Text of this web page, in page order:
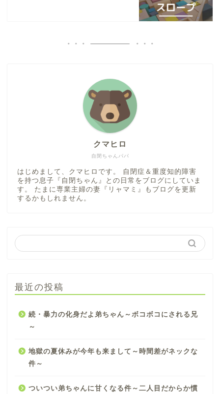
自閉ちゃんパパ
クマヒロ
はじめまして、クマヒロです。 自閉症＆重度知的障害
を持つ息子『自閉ちゃん』との日常をブログにしていま
す。 たまに専業主婦の妻『リャマミ』もブログを更新
するかもしれません。
最近の投稿
続・暴力の化身だよ弟ちゃん～ボコボコにされる兄
～
地獄の夏休みが今年も来まして～時間差がネックな
件～
ついつい弟ちゃんに甘くなる件～二人目だからか慣